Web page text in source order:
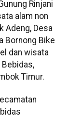
Rinjani
alam non
Adeng, Desa
Bornong Bike
dan wisata
Bebidas,
Timur.